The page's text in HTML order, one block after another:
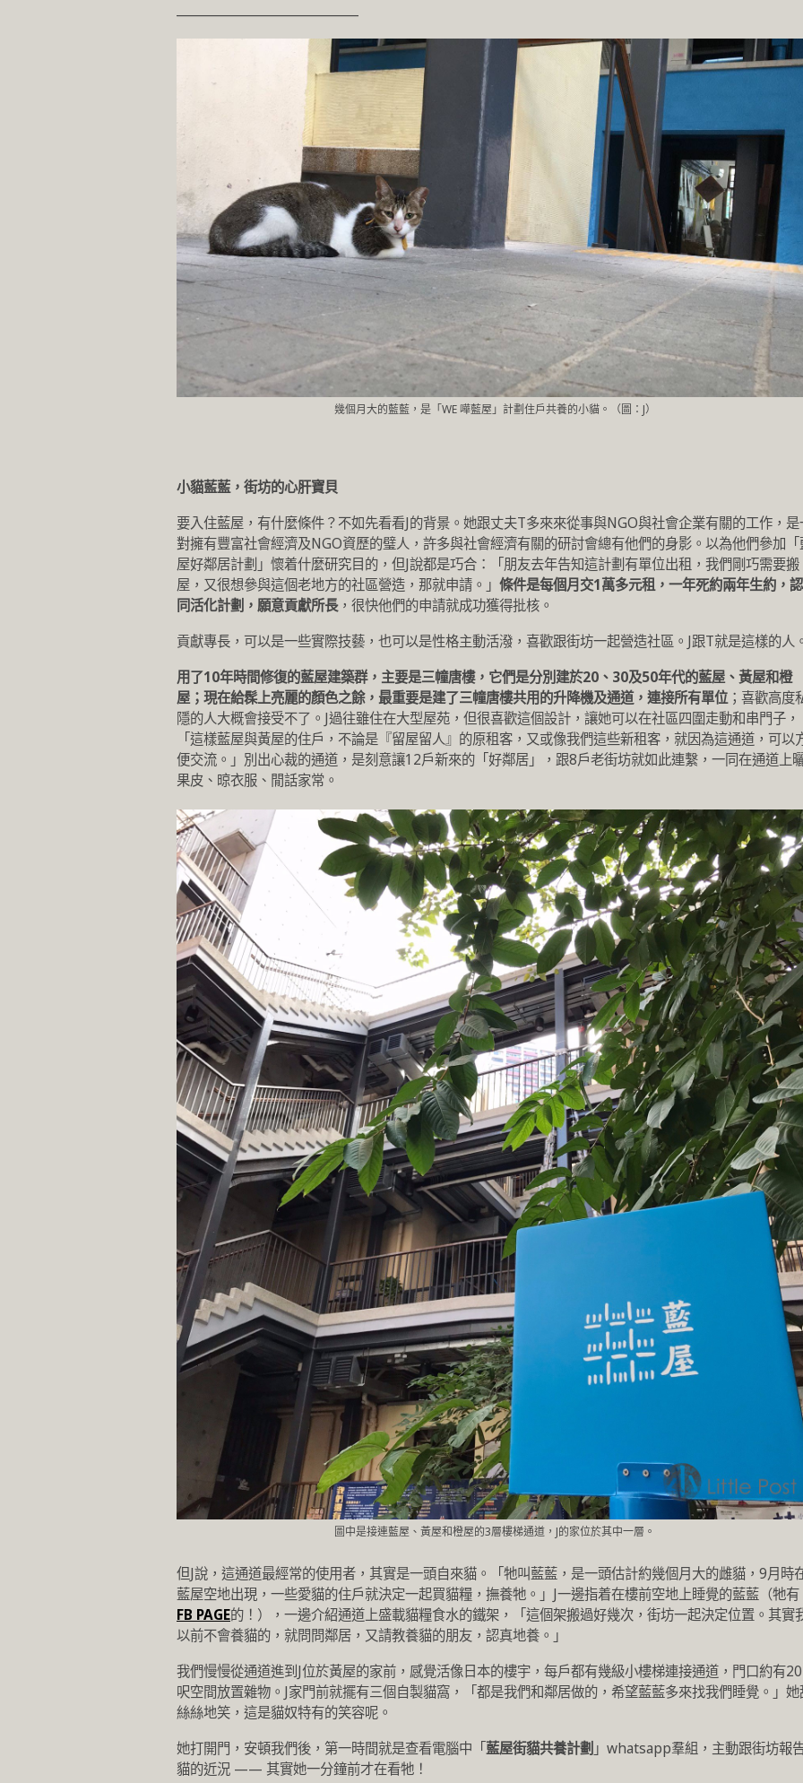
幾個月大的藍藍，是「WE 嘩藍屋」計劃住戶共養的小貓。（圖：J）
小貓藍藍，街坊的心肝寶貝
要入住藍屋，有什麼條件？不如先看看J的背景。她跟丈夫T多來來從事與NGO與社會企業有關的工作，是
對擁有豐富社會經濟及NGO資歷的璧人，許多與社會經濟有關的研討會總有他們的身影。以為他們參加「
屋好鄰居計劃」懷着什麼研究目的，但J說都是巧合：「朋友去年告知這計劃有單位出租，我們剛巧需要搬
屋，又很想參與這個老地方的社區營造，那就申請。」 條件是每個月交1萬多元租，一年死約兩年生約，認
同活化計劃，願意貢獻所長，很快他們的申請就成功獲得批核。
貢獻專長，可以是一些實際技藝，也可以是性格主動活潑，喜歡跟街坊一起營造社區。J跟T就是這樣的人
用了10年時間修復的藍屋建築群，主要是三幢唐樓，它們是分別建於20、30及50年代的藍屋、黃屋和橙
屋；現在給髹上亮麗的顏色之餘，最重要是建了三幢唐樓共用的升降機及通道，連接所有單位；喜歡高度
隱的人大概會接受不了。J過往雖住在大型屋苑，但很喜歡這個設計，讓她可以在社區四圍走動和串門子，
「這樣藍屋與黃屋的住戶，不論是『留屋留人』的原租客，又或像我們這些新租客，就因為這通道，可以
便交流。」別出心裁的通道，是刻意讓12戶新來的「好鄰居」，跟8戶老街坊就如此連繫，一同在通道上
果皮、晾衣服、閒話家常。
圖中是接連藍屋、黃屋和橙屋的3層樓梯通道，J的家位於其中一層。
但J說，這通道最經常的使用者，其實是一頭自來貓。「牠叫藍藍，是一頭估計約幾個月大的雌貓，9月時
藍屋空地出現，一些愛貓的住戶就決定一起買貓糧，撫養牠。」J一邊指着在樓前空地上睡覺的藍藍（牠有
FB PAGE的！），一邊介紹通道上盛載貓糧食水的鐵架，「這個架搬過好幾次，街坊一起決定位置。其實
以前不會養貓的，就問問鄰居，又請教養貓的朋友，認真地養。」
我們慢慢從通道進到J位於黃屋的家前，感覺活像日本的樓宇，每戶都有幾級小樓梯連接通道，門口約有20
呎空間放置雜物。J家門前就擺有三個自製貓窩，「都是我們和鄰居做的，希望藍藍多來找我們睡覺。」她
絲絲地笑，這是貓奴特有的笑容呢。
她打開門，安頓我們後，第一時間就是查看電腦中「藍屋街貓共養計劃 」whatsapp羣組，主動跟街坊報
貓的近況 —— 其實她一分鐘前才在看牠！